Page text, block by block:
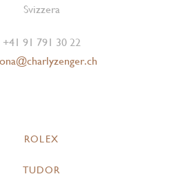
Svizzera
+41 91 791 30 22
ROLEX
TUDOR